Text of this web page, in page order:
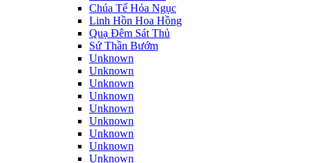
Chúa Tể Hỏa Ngục
Linh Hồn Hoa Hồng
Quạ Đêm Sát Thủ
Sứ Thần Bướm
Unknown
Unknown
Unknown
Unknown
Unknown
Unknown
Unknown
Unknown
Unknown